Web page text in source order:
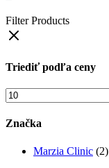
Filter Products
Triediť podľa ceny
Minimálna
cena
Značka
Marzia Clinic (2)